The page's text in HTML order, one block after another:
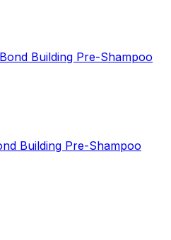
Building Pre-Shampoo